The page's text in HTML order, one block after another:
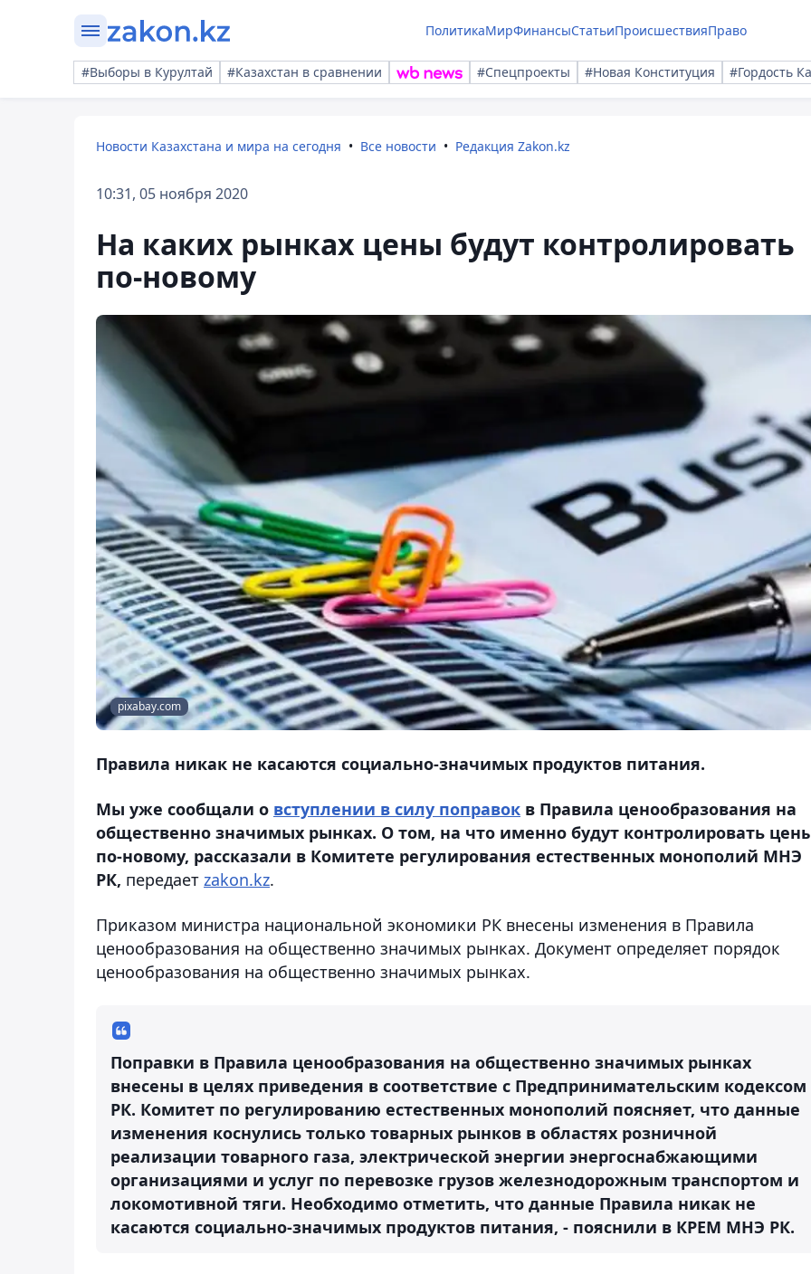
ПолитикаМирФинансыСтатьиПроисшествияПраво
#Выборы в Курултай #Казахстан в сравнении #Спецпроекты #Новая Конституция #Гордость
Новости Казахстана и мира на сегодня Все новости Редакция Zakon.kz
10:31, 05 ноября 2020
На каких рынках цены будут контролировать
по-новому
pixabay.com
Правила никак не касаются социально-значимых продуктов питания.
Мы уже сообщали о вступлении в силу поправок в Правила ценообразования на
общественно значимых рынках. О том, на что именно будут контролировать
по-новому, рассказали в Комитете регулирования естественных монополий МНЭ
РК, передает zakon.kz.
Приказом министра национальной экономики РК внесены изменения в Правила
ценообразования на общественно значимых рынках. Документ определяет порядок
ценообразования на общественно значимых рынках.
Поправки в Правила ценообразования на общественно значимых рынках
внесены в целях приведения в соответствие с Предпринимательским кодексом
РК. Комитет по регулированию естественных монополий поясняет, что данные
изменения коснулись только товарных рынков в областях розничной
реализации товарного газа, электрической энергии энергоснабжающими
организациями и услуг по перевозке грузов железнодорожным транспортом и
локомотивной тяги. Необходимо отметить, что данные Правила никак не
касаются социально-значимых продуктов питания, - пояснили в КРЕМ МНЭ РК.